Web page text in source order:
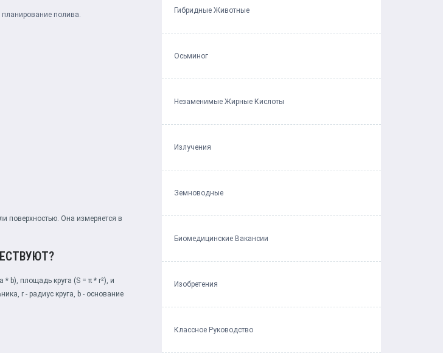
полива.
поверхностью. Она измеряется в
b), площадь круга (S = π * r²), и
r - радиус круга, b - основание
Гибридные Животные
Осьминог
Незаменимые Жирные Кислоты
Излучения
Земноводные
Биомедицинские Вакансии
Изобретения
Классное Руководство